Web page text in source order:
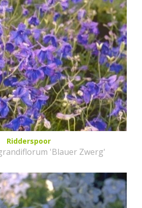
Ridderspoor
'Blauer Zwerg'